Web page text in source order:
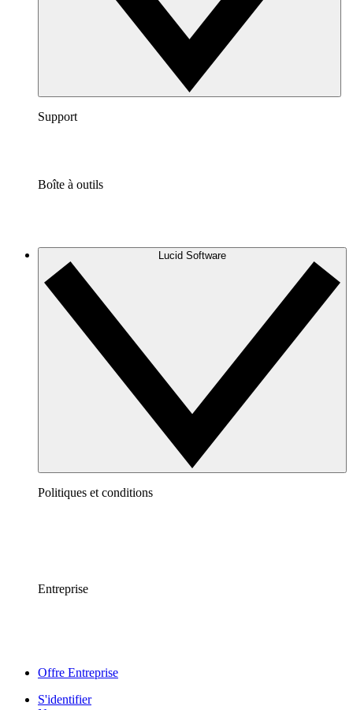
Support
Boîte à outils
Lucid Software
Politiques et conditions
Entreprise
Offre Entreprise
S'identifier